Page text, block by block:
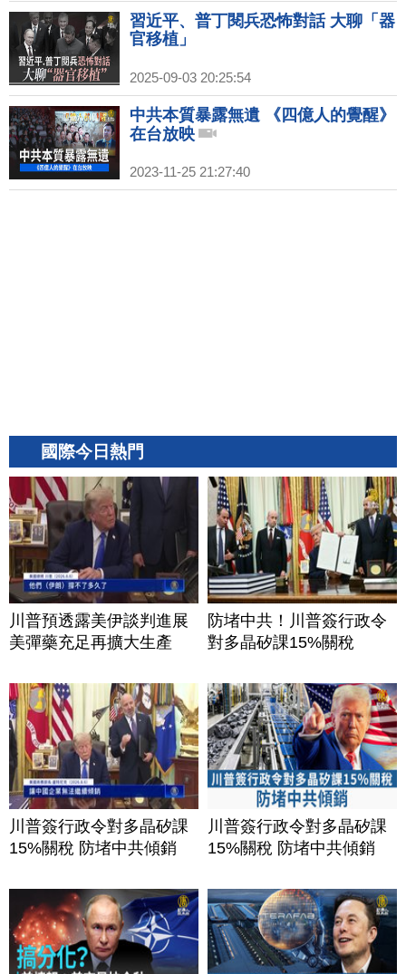
習近平、普丁閱兵恐怖對話 大聊「器
官移植」
2025-09-03 20:25:54
中共本質暴露無遺 《四億人的覺醒》
在台放映
2023-11-25 21:27:40
國際今日熱門
川普預透露美伊談判進展
美彈藥充足再擴大生產
防堵中共！川普簽行政令
對多晶矽課15%關稅
川普簽行政令對多晶矽課
15%關稅 防堵中共傾銷
川普簽行政令對多晶矽課
15%關稅 防堵中共傾銷